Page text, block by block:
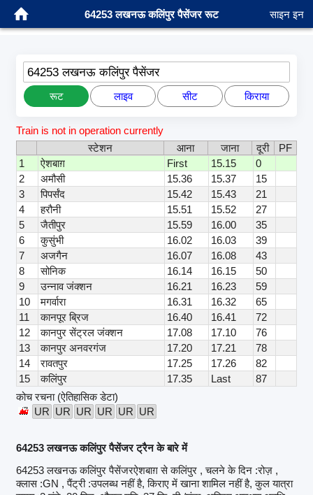
64253 लखनऊ कलिंपुर पैसेंजर रूट साइन इन
64253 लखनऊ कलिंपुर पैसेंजर
रूट लाइव सीट किराया
Train is not in operation currently
स्टेशन
आना जाना दूरी
PF
1
ऐशबाग़ First 15.15
0
2
अमौसी 15.36 15.37
15
3
पिपर्संद 15.42 15.43
21
4
हरौनी 15.51 15.52
27
5
जैतीपुर 15.59 16.00
35
6
कुसुंभी 16.02 16.03
39
7
अजगैन 16.07 16.08
43
8
सोनिक 16.14 16.15
50
9
उन्नाव जंक्शन 16.21 16.23
59
10
मगर्वारा 16.31 16.32
65
11
कानपूर ब्रिज 16.40 16.41
72
12
कानपुर सेंट्रल जंक्शन 17.08 17.10
76
13
कानपुर अनवरगंज 17.20 17.21
78
14
रावतपुर 17.25 17.26
82
15
कलिंपुर 17.35 Last
87
कोच रचना (ऐतिहासिक डेटा)
UR UR UR UR UR UR
64253 लखनऊ कलिंपुर पैसेंजर ट्रैन के बारे में
64253 लखनऊ कलिंपुर पैसेंजरऐशबाग़ से कलिंपुर , चलने के दिन :रोज़ ,
क्लास :GN , पैंट्री :उपलब्ध नहीं है, किराए में खाना शामिल नहीं है, कुल यात्रा